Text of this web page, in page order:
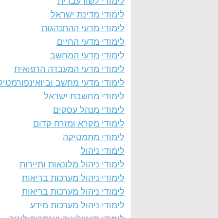
לימודי מדינת ישראל
לימודי מדעי ההתנהגות
לימודי מדעי החיים
לימודי מדעי המחשב
לימודי מדעי המעבדה הרפואית
לימודי מדעי מחשב
לימודי מחשבת ישראל
לימודי מנהל עסקים
לימודי מקרא ומזרח קדום
לימודי מתמטיקה
לימודי ניהול
לימודי ניהול מלונאות ותיירות
לימודי ניהול מערכות בריאות
לימודי ניהול מערכות בריאות
לימודי ניהול מערכות מידע